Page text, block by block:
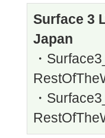
Surface 3
Japan
・
・